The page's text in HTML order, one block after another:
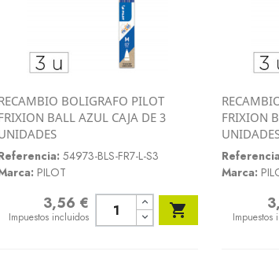
 Vista rápida
BOLIGRAFO PILOT
BALL AZUL CAJA DE 3
54973-BLS-FR7-L-S3
PILOT
3,56 €
Impuestos incluidos 
FRIXION
Marca:
Impuestos